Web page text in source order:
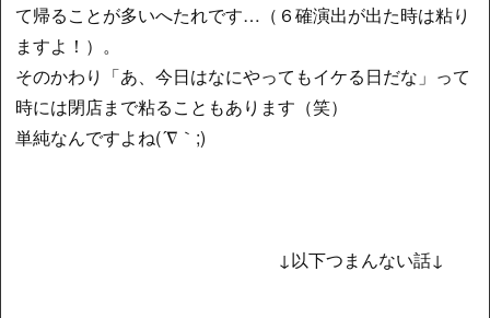
て帰ることが多いへたれです…（６確演出が出た時は粘り
ますよ！）。
そのかわり「あ、今日はなにやってもイケる日だな」って
時には閉店まで粘ることもあります（笑）
単純なんですよね(´∇｀;)
↓以下つまんない話↓